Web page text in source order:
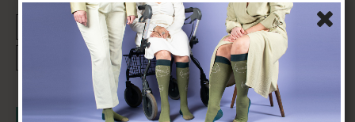
Jag vill prenumerera på nyhetsbrevet
Godkänn